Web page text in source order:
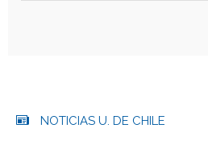
NOTICIAS U. DE CHILE